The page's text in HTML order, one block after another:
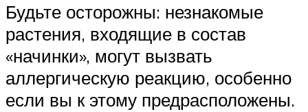
Будьте осторожны: незнакомые
растения, входящие в состав
«начинки», могут вызвать
аллергическую реакцию, особенно
если вы к этому предрасположены.